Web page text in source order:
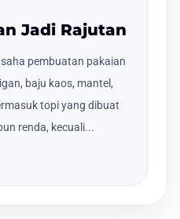
Jadi Rajutan
pembuatan pakaian
baju kaos, mantel,
topi yang dibuat
renda, kecuali...